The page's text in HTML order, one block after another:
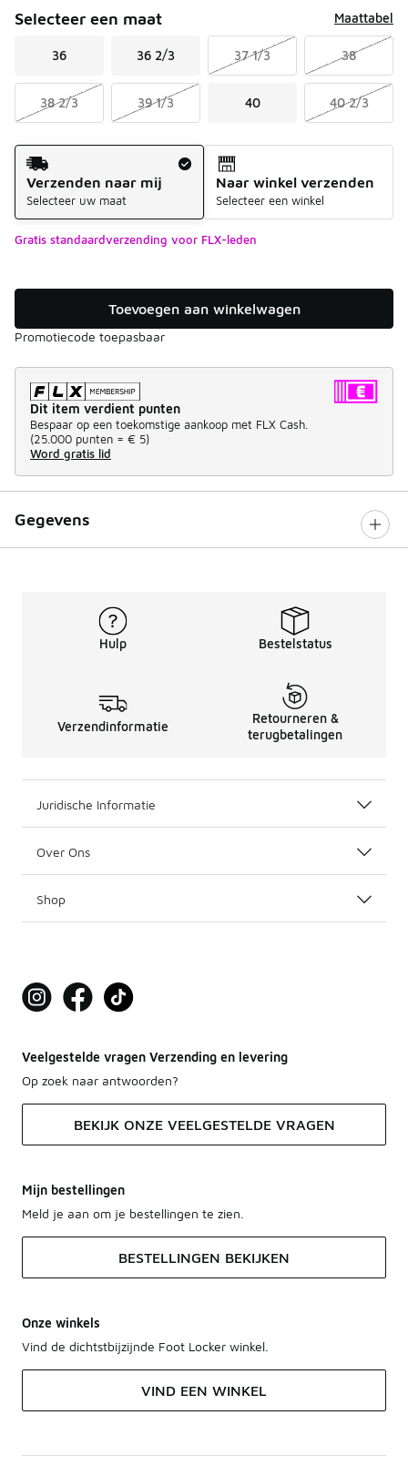
Selecteer een maat Maattabel
36 36 2/3 37 1/3 38
38 2/3 39 1/3 40 40 2/3
Verzendmethode
Verzenden naar mij
Selecteer uw maat
Naar winkel verzenden
Selecteer een winkel
Gratis standaardverzending voor FLX-leden
Toevoegen aan winkelwagen
Promotiecode toepasbaar
Dit item verdient punten
Bespaar op een toekomstige aankoop met FLX Cash.
(25.000 punten = € 5)
Word gratis lid
Gegevens
Hulp Bestelstatus
Verzendinformatie
Retourneren &
terugbetalingen
Juridische Informatie
Over Ons
Shop
Veelgestelde vragen Verzending en levering
Op zoek naar antwoorden?
BEKIJK ONZE VEELGESTELDE VRAGEN
Mijn bestellingen
Meld je aan om je bestellingen te zien.
BESTELLINGEN BEKIJKEN
Onze winkels
Vind de dichtstbijzijnde Foot Locker winkel.
VIND EEN WINKEL